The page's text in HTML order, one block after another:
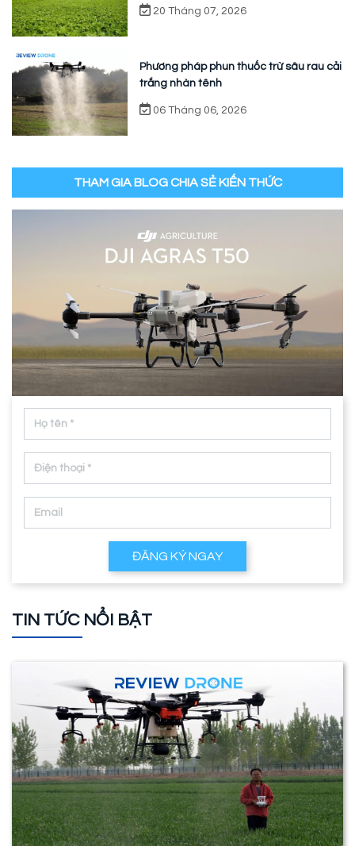
20 Tháng 07, 2026
Phương pháp phun thuốc trừ sâu rau cải
trắng nhàn tênh
06 Tháng 06, 2026
THAM GIA BLOG CHIA SẺ KIẾN THỨC
ĐĂNG KÝ NGAY
TIN TỨC NỔI BẬT